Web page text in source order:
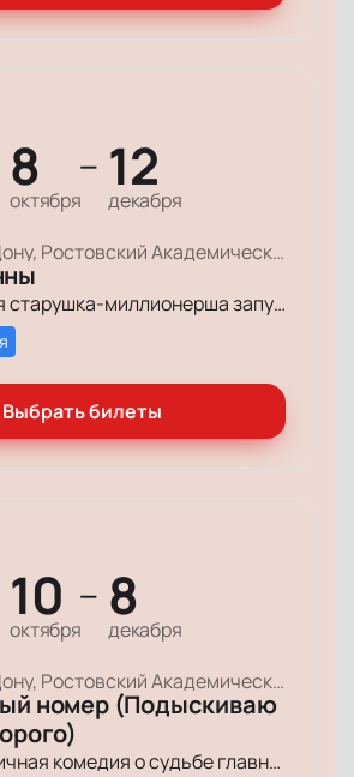
8
октября
— 12
декабря
Ростов-на-Дону, Ростовский Академический Театр Драмы, Большая сцена
Обаятельная старушка-миллионерша запускает грандиозный поиск своих долгопотерянных племянниц, чтобы открыть им двери в мир богатства и оставить в наследство свои миллионы.
Выбрать билеты
10
октября
— 8
декабря
Ростов-на-Дону, Ростовский Академический Театр Драмы, Малая сцена
номер (Подыскиваю
Легкая ироничная комедия о судьбе главного героя-миллионера, который мечтает обрести успех и в личной жизни.